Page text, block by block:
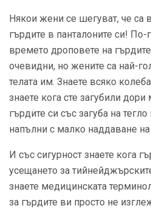
Някои жени се шегуват, че са
гърдите в панталоните си! По-
времето дроповете на
очевидни, но жените са най-
телата им. Знаете всяко
знаете кога сте загубили
гърдите си със загуба на
напълни с малко наддаване на
И със сигурност знаете кога
усещането за
знаете медицинската
за гърдите ви просто не